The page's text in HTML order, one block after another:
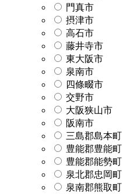
門真市
摂津市
高石市
藤井寺市
東大阪市
泉南市
四條畷市
交野市
大阪狭山市
阪南市
三島郡島本町
豊能郡豊能町
豊能郡能勢町
泉北郡忠岡町
泉南郡熊取町